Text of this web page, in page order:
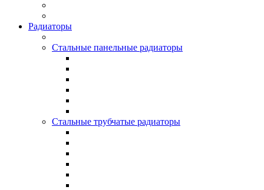
Радиаторы
Стальные панельные радиаторы
Стальные трубчатые радиаторы